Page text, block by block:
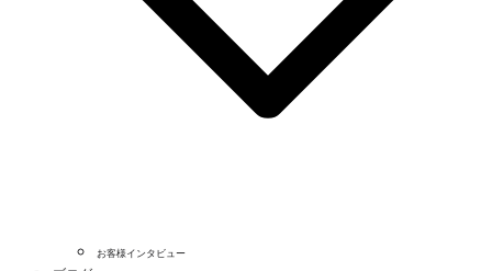
お客様インタビュー